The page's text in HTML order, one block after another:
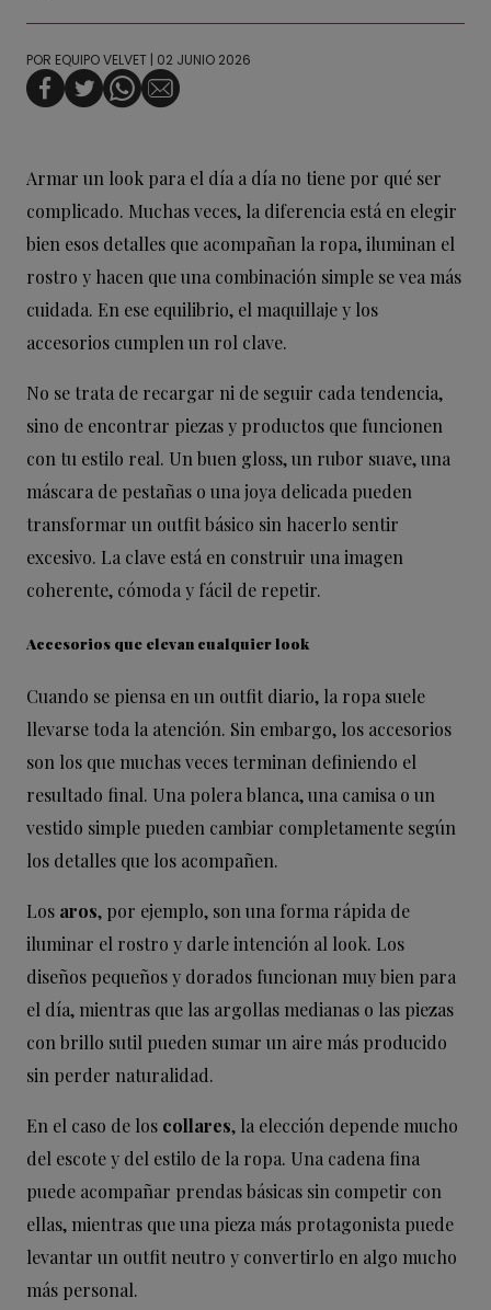
POR EQUIPO VELVET | 02 JUNIO 2026
Armar un look para el día a día no tiene por qué ser
complicado. Muchas veces, la diferencia está en elegir
bien esos detalles que acompañan la ropa, iluminan el
rostro y hacen que una combinación simple se vea más
cuidada. En ese equilibrio, el maquillaje y los
accesorios cumplen un rol clave.
No se trata de recargar ni de seguir cada tendencia,
sino de encontrar piezas y productos que funcionen
con tu estilo real. Un buen gloss, un rubor suave, una
máscara de pestañas o una joya delicada pueden
transformar un outfit básico sin hacerlo sentir
excesivo. La clave está en construir una imagen
coherente, cómoda y fácil de repetir.
Accesorios que elevan cualquier look
Cuando se piensa en un outfit diario, la ropa suele
llevarse toda la atención. Sin embargo, los accesorios
son los que muchas veces terminan definiendo el
resultado final. Una polera blanca, una camisa o un
vestido simple pueden cambiar completamente según
los detalles que los acompañen.
Los aros, por ejemplo, son una forma rápida de
iluminar el rostro y darle intención al look. Los
diseños pequeños y dorados funcionan muy bien para
el día, mientras que las argollas medianas o las piezas
con brillo sutil pueden sumar un aire más producido
sin perder naturalidad.
En el caso de los collares, la elección depende mucho
del escote y del estilo de la ropa. Una cadena fina
puede acompañar prendas básicas sin competir con
ellas, mientras que una pieza más protagonista puede
levantar un outfit neutro y convertirlo en algo mucho
más personal.